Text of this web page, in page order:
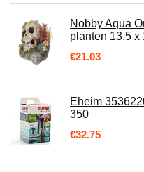
Nobby Aqua
planten 13,5 x
€21.03
Eheim
350
€32.75